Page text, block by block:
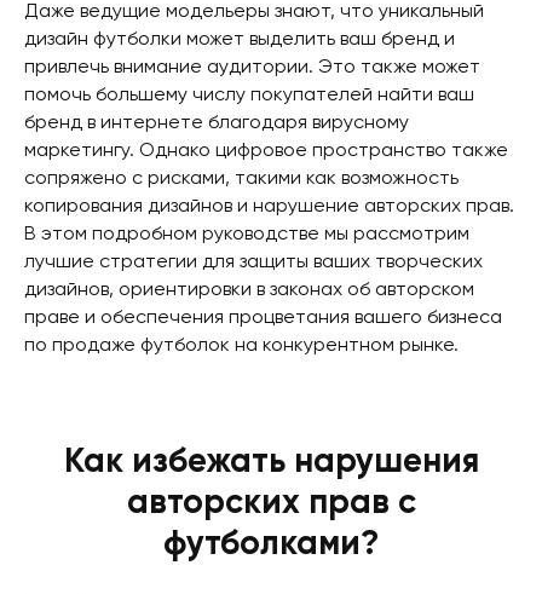
Даже ведущие модельеры знают, что уникальный
дизайн футболки может выделить ваш бренд и
привлечь внимание аудитории. Это также может
помочь большему числу покупателей найти ваш
бренд в интернете благодаря вирусному
маркетингу. Однако цифровое пространство также
сопряжено с рисками, такими как возможность
копирования дизайнов и нарушение авторских прав.
В этом подробном руководстве мы рассмотрим
лучшие стратегии для защиты ваших творческих
дизайнов, ориентировки в законах об авторском
праве и обеспечения процветания вашего бизнеса
по продаже футболок на конкурентном рынке.
Как избежать нарушения
авторских прав с
футболками?